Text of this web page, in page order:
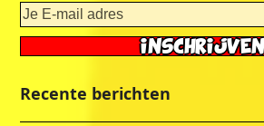
Recente berichten